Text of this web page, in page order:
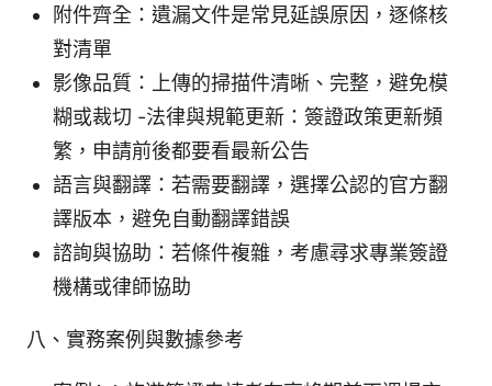
附件齊全：遺漏文件是常見延誤原因，逐條核
對清單
影像品質：上傳的掃描件清晰、完整，避免模
糊或裁切 -法律與規範更新：簽證政策更新頻
繁，申請前後都要看最新公告
語言與翻譯：若需要翻譯，選擇公認的官方翻
譯版本，避免自動翻譯錯誤
諮詢與協助：若條件複雜，考慮尋求專業簽證
機構或律師協助
八、實務案例與數據參考